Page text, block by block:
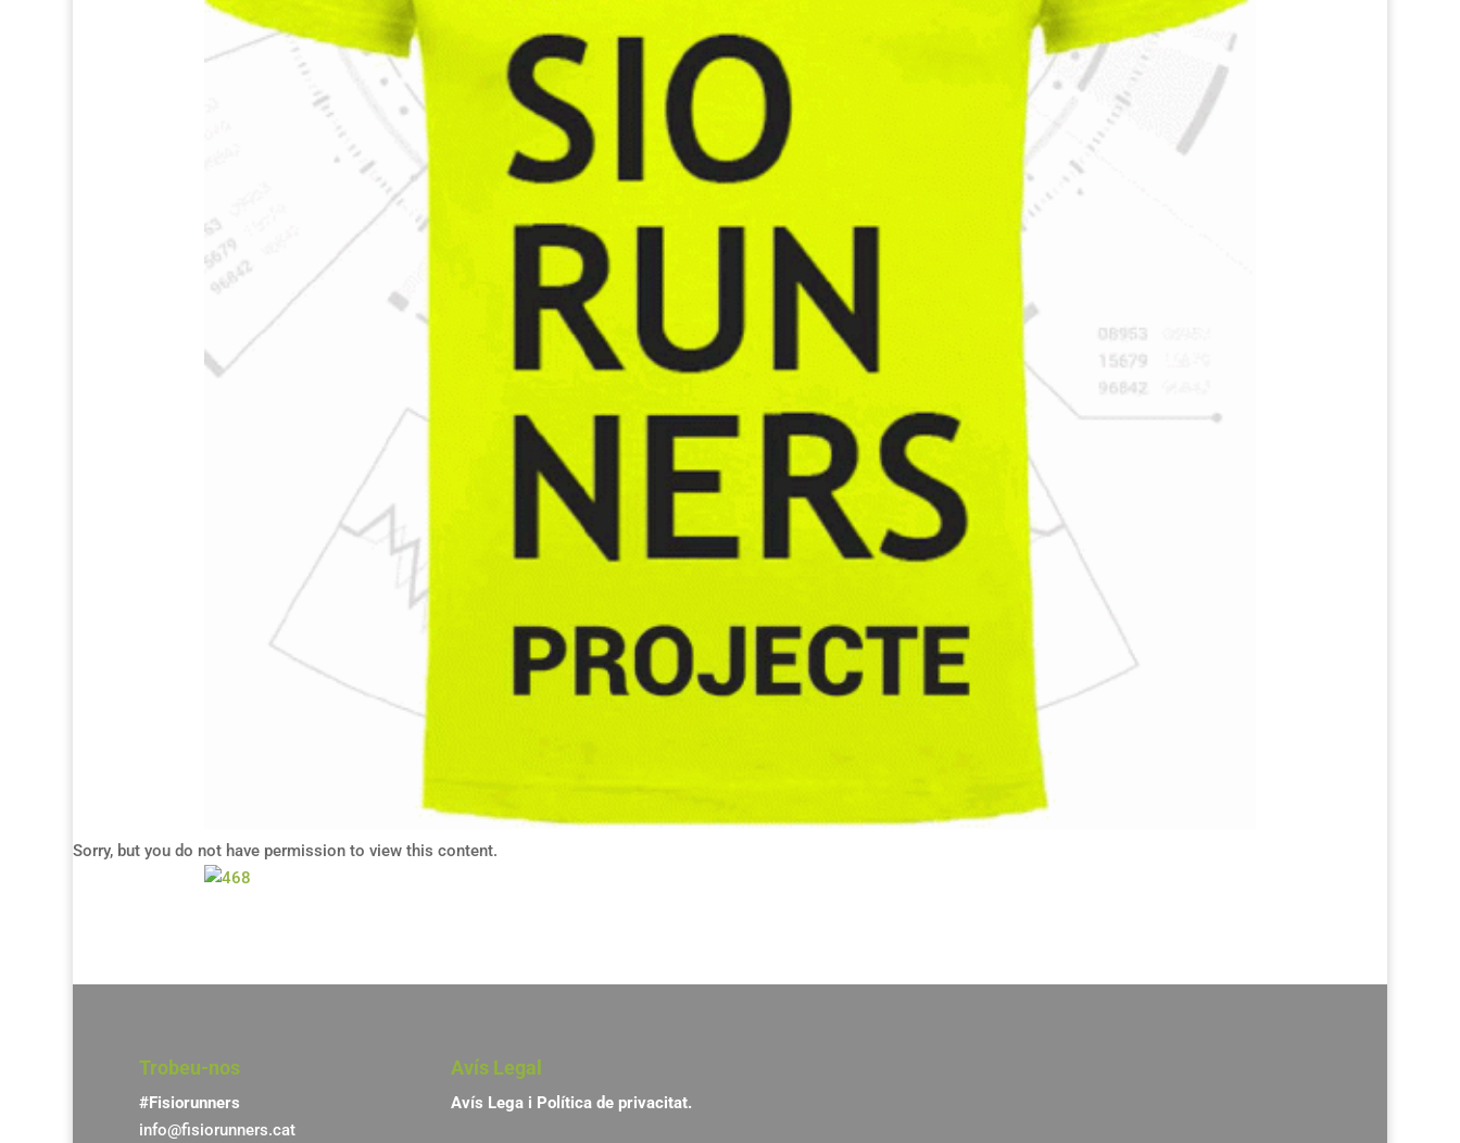
Sorry, but you do not have permission to view this content.
Trobeu-nos
#Fisiorunners
info@fisiorunners.cat
Avís Legal
Avís Lega i Política de privacitat.